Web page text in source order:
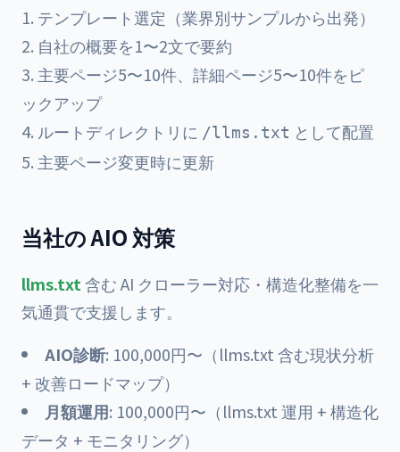
テンプレート選定（業界別サンプルから出発）
自社の概要を1〜2文で要約
主要ページ5〜10件、詳細ページ5〜10件をピ
ックアップ
ルートディレクトリに /llms.txt として配置
主要ページ変更時に更新
当社の AIO 対策
llms.txt含む AI クローラー対応・構造化整備を一
気通貫で支援します。
AIO診断: 100,000円〜（llms.txt 含む現状分析
+ 改善ロードマップ）
月額運用: 100,000円〜（llms.txt 運用 + 構造化
データ + モニタリング）